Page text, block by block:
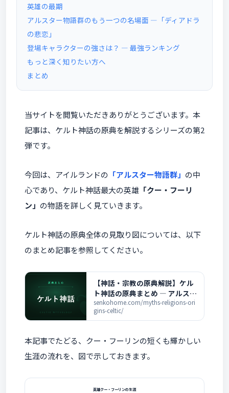
英雄の最期
アルスター物語群のもう一つの名場面 ―「ディアドラ
の悲恋」
登場キャラクターの強さは？ ― 最強ランキング
もっと深く知りたい方へ
まとめ
当サイトを閲覧いただきありがとうございます。本
記事は、ケルト神話の原典を解説するシリーズの第2
弾です。
今回は、アイルランドの 「アルスター物語群」 の中
心であり、ケルト神話最大の英雄 「クー・フーリ
ン」 の物語を詳しく見ていきます。
ケルト神話の原典全体の見取り図については、以下
のまとめ記事を参照してください。
【神話・宗教の原典解説】ケル
ト神話の原典まとめ ― アルスタ
ー物語群と全記事の一覧
senkohome.com/myths-religions-ori
gins-celtic/
本記事でたどる、クー・フーリンの短くも輝かしい
生涯の流れを、図で示しておきます。
英雄クー・フーリンの生涯